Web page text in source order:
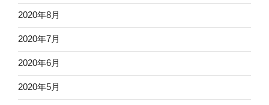
2020年8月
2020年7月
2020年6月
2020年5月